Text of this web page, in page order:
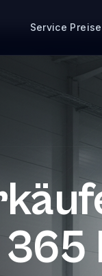
Service Preise